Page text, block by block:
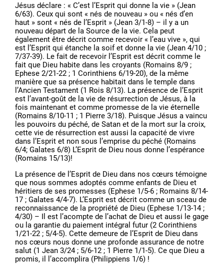
Jésus déclare : « C’est l’Esprit qui donne la vie » (Jean
6/63). Ceux qui sont « nés de nouveau » ou « nés d’en
haut » sont « nés de l’Esprit » (Jean 3/1-8) – il y a un
nouveau départ de la Source de la vie. Cela peut
également être décrit comme recevoir « l’eau vive », qui
est l’Esprit qui étanche la soif et donne la vie (Jean 4/10 ;
7/37-39). Le fait de recevoir l’Esprit est décrit comme le
fait que Dieu habite dans les croyants (Romains 8/9 ;
Ephese 2/21-22 ; 1 Corinthiens 6/19-20), de la même
manière que sa présence habitait dans le temple dans
l’Ancien Testament (1 Rois 8/13). La présence de l’Esprit
est l’avant-goût de la vie de résurrection de Jésus, à la
fois maintenant et comme promesse de la vie éternelle
(Romains 8/10-11 ; 1 Pierre 3/18). Puisque Jésus a vaincu
les pouvoirs du péché, de Satan et de la mort sur la croix,
cette vie de résurrection est aussi la capacité de vivre
dans l’Esprit et non sous l’emprise du péché (Romains
6/4; Galates 6/8) L’Esprit de Dieu nous donne l’espérance
(Romains 15/13)!
La présence de l’Esprit de Dieu dans nos cœurs témoigne
que nous sommes adoptés comme enfants de Dieu et
héritiers de ses promesses (Ephese 1/5-6 ; Romains 8/14-
17 ; Galates 4/4-7). L’Esprit est décrit comme un sceau de
reconnaissance de la propriété de Dieu (Ephese 1/13-14 ;
4/30) – Il est l’acompte de l’achat de Dieu et aussi le gage
ou la garantie du paiement intégral futur (2 Corinthiens
1/21-22 ; 5/4-5). Cette demeure de l’Esprit de Dieu dans
nos cœurs nous donne une profonde assurance de notre
salut (1 Jean 3/24 ; 5/6-12 ; 1 Pierre 1/1-5). Ce que Dieu a
promis, il l’accomplira (Philippiens 1/6) !